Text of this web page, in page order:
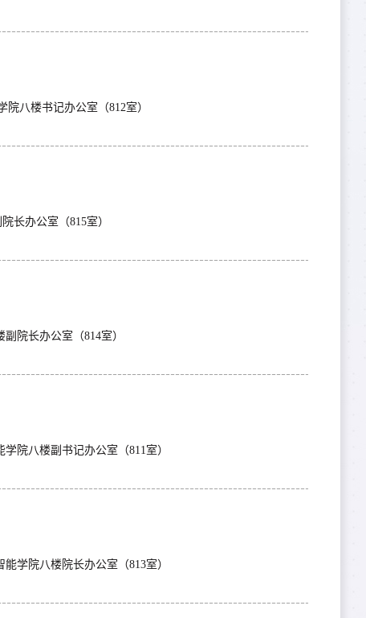
地点：人工智能学院八楼书记办公室（812室）
：人工智能学院八楼副院长办公室（815室）
点：人工智能学院八楼副院长办公室（814室）
点：人工智能学院八楼副书记办公室（811室）
待地点：人工智能学院八楼院长办公室（813室）